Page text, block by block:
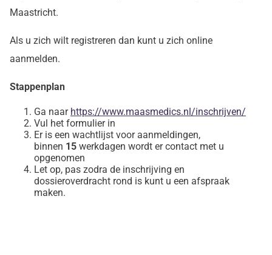
Maastricht.
Als u zich wilt registreren dan kunt u zich online
aanmelden.
Stappenplan
Ga naar https://www.maasmedics.nl/inschrijven/
Vul het formulier in
Er is een wachtlijst voor aanmeldingen,
binnen 15 werkdagen wordt er contact met u
opgenomen
Let op, pas zodra de inschrijving en
dossieroverdracht rond is kunt u een afspraak
maken.